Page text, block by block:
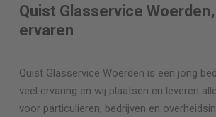
Quist Glasservice
ervaren
Quist Glasservice Woerden is een jong
veel ervaring en wij plaatsen en leveren
voor particulieren, bedrijven en